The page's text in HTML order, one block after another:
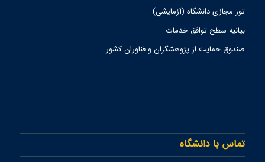
تور مجازی دانشگاه (آزمایشی)
بیانیه سطح توافق خدمات
صندوق حمايت از پژوهشگران و فناوران كشور
تماس با دانشگاه